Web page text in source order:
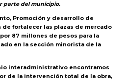
parte del municipio.
Promoción y desarrollo de
fortalecer las plazas de mercado
87 millones de pesos para la
en la sección minorista de la
interadministrativo encontramos
de la intervención total de la obra,